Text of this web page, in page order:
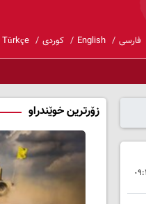
فارسی English کوردی Türkçe
زۆرترین خوێندراو